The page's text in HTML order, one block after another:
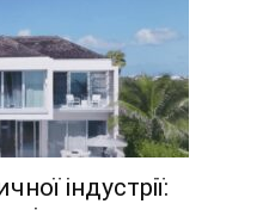
індустрії: